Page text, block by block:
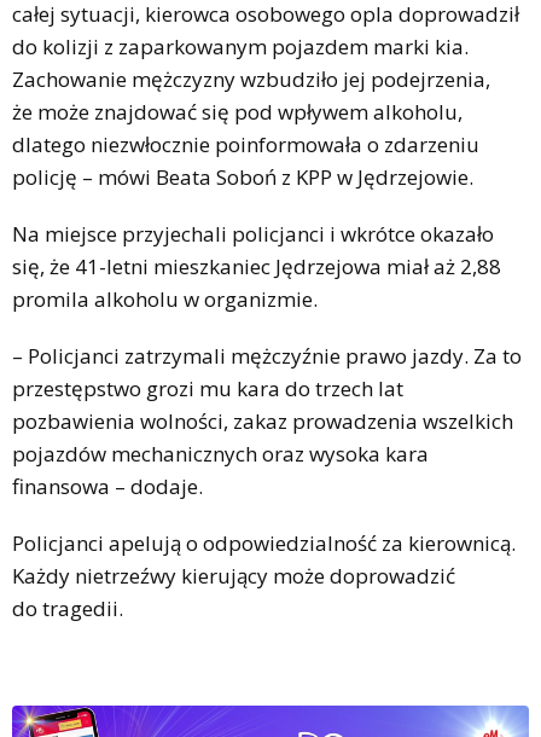
całej sytuacji, kierowca osobowego opla doprowadził
do kolizji z zaparkowanym pojazdem marki kia.
Zachowanie mężczyzny wzbudziło jej podejrzenia,
że może znajdować się pod wpływem alkoholu,
dlatego niezwłocznie poinformowała o zdarzeniu
policję – mówi Beata Soboń z KPP w Jędrzejowie.
Na miejsce przyjechali policjanci i wkrótce okazało
się, że 41-letni mieszkaniec Jędrzejowa miał aż 2,88
promila alkoholu w organizmie.
– Policjanci zatrzymali mężczyźnie prawo jazdy. Za to
przestępstwo grozi mu kara do trzech lat
pozbawienia wolności, zakaz prowadzenia wszelkich
pojazdów mechanicznych oraz wysoka kara
finansowa – dodaje.
Policjanci apelują o odpowiedzialność za kierownicą.
Każdy nietrzeźwy kierujący może doprowadzić
do tragedii.